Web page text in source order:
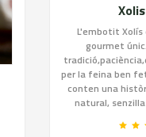
L'embotit Xolís
gourmet
per la feina ben
conten una
natural,